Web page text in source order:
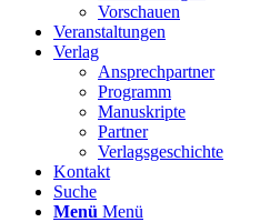
Vorschauen
Veranstaltungen
Verlag
Ansprechpartner
Programm
Manuskripte
Partner
Verlagsgeschichte
Kontakt
Suche
Menü Menü